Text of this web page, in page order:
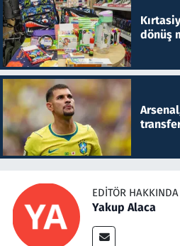
dönüş
EDITÖR HAKKINDA
Yakup Alaca